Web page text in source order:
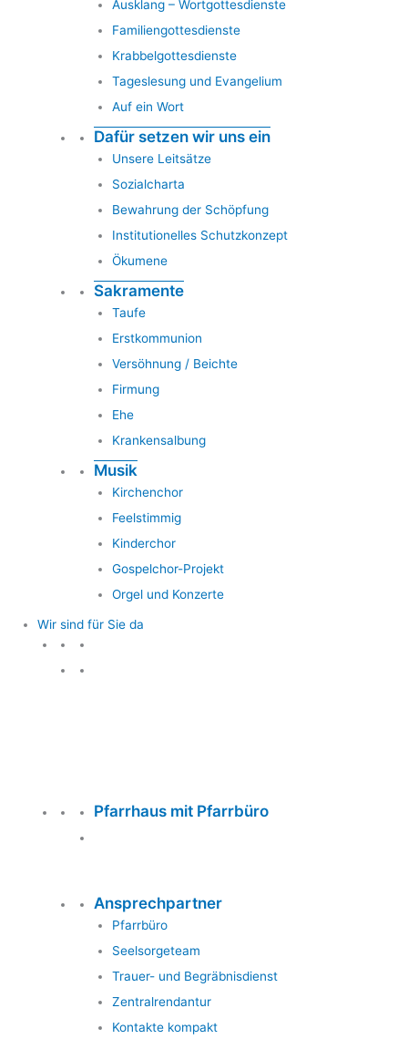
Ausklang – Wortgottesdienste
Familiengottesdienste
Krabbelgottesdienste
Tageslesung und Evangelium
Auf ein Wort
Dafür setzen wir uns ein
Unsere Leitsätze
Sozialcharta
Bewahrung der Schöpfung
Institutionelles Schutzkonzept
Ökumene
Sakramente
Taufe
Erstkommunion
Versöhnung / Beichte
Firmung
Ehe
Krankensalbung
Musik
Kirchenchor
Feelstimmig
Kinderchor
Gospelchor-Projekt
Orgel und Konzerte
Wir sind für Sie da
Pfarrhaus mit Pfarrbüro
Ansprechpartner
Pfarrbüro
Seelsorgeteam
Trauer- und Begräbnisdienst
Zentralrendantur
Kontakte kompakt